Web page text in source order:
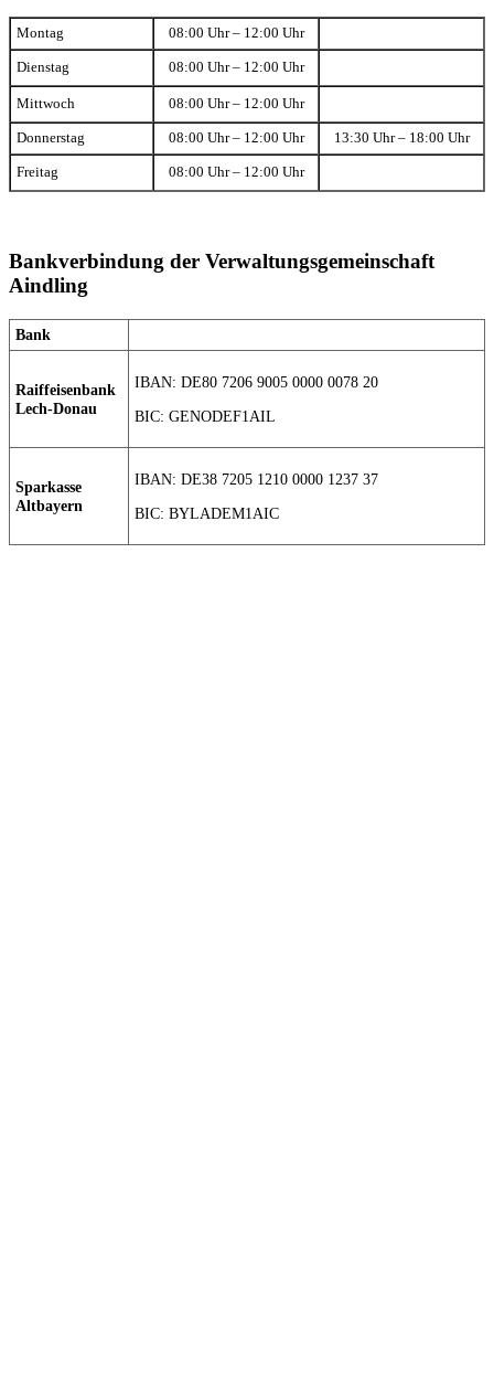
Montag 08:00 Uhr – 12:00 Uhr
Dienstag 08:00 Uhr – 12:00 Uhr
Mittwoch 08:00 Uhr – 12:00 Uhr
Donnerstag 08:00 Uhr – 12:00 Uhr 13:30 Uhr – 18:00 Uhr
Freitag 08:00 Uhr – 12:00 Uhr
Bankverbindung der Verwaltungsgemeinschaft
Aindling
Bank
Raiffeisenbank
Lech-Donau
IBAN: DE80 7206 9005 0000 0078 20
BIC: GENODEF1AIL
Sparkasse
Altbayern
IBAN: DE38 7205 1210 0000 1237 37
BIC: BYLADEM1AIC